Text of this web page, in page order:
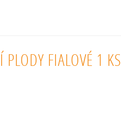
FIALOVÉ 1 KS